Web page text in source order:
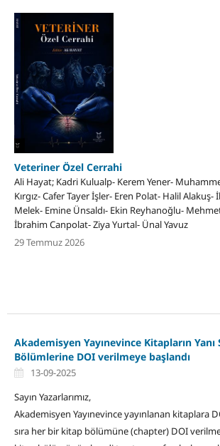
Veteriner Özel Cerrahi
Ali Hayat; Kadri Kulualp- Kerem Yener-
Kırgız- Cafer Tayer İşler- Eren Polat- Halil
Melek- Emine Ünsaldı- Ekin Reyhanoğlu-
İbrahim Canpolat- Ziya Yurtal- Ünal Yavuz
29 Temmuz 2026
Akademisyen Yayınevince Kitapların Yanı
Bölümlerine DOI verilmeye başlandı
13-09-2025
Sayın Yazarlarımız,
Akademisyen Yayınevince yayınlanan kitaplara
sıra her bir kitap bölümüne (chapter) DOI